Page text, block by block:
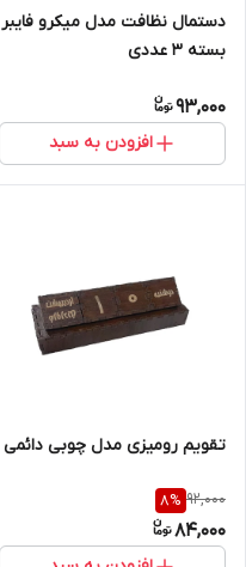
دستمال نظافت مدل میکرو فایبر
بسته 3 عددی
93,000
افزودن به سبد
تقویم رومیزی مدل چوبی دائمی
92,000
8%
84,000